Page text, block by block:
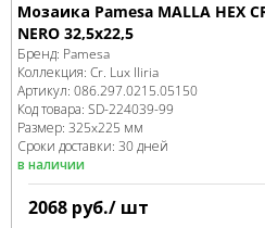
Мозаика Pamesa MALLA HEX
NERO 32,5x22,5
Бренд: Pamesa
Коллекция: Cr. Lux Iliria
Артикул: 086.297.0215.05150
Код товара: SD-224039-99
Размер: 325x225 мм
Сроки доставки: 30 дней
в наличии
2068 руб./ шт